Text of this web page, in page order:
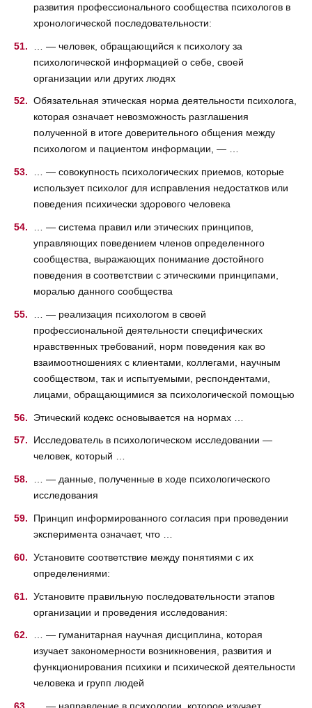
развития профессионального сообщества психологов в
хронологической последовательности:
… — человек, обращающийся к психологу за
психологической информацией о себе, своей
организации или других людях
Обязательная этическая норма деятельности психолога,
которая означает невозможность разглашения
полученной в итоге доверительного общения между
психологом и пациентом информации, — …
… — совокупность психологических приемов, которые
использует психолог для исправления недостатков или
поведения психически здорового человека
… — система правил или этических принципов,
управляющих поведением членов определенного
сообщества, выражающих понимание достойного
поведения в соответствии с этическими принципами,
моралью данного сообщества
… — реализация психологом в своей
профессиональной деятельности специфических
нравственных требований, норм поведения как во
взаимоотношениях с клиентами, коллегами, научным
сообществом, так и испытуемыми, респондентами,
лицами, обращающимися за психологической помощью
Этический кодекс основывается на нормах …
Исследователь в психологическом исследовании —
человек, который …
… — данные, полученные в ходе психологического
исследования
Принцип информированного согласия при проведении
эксперимента означает, что …
Установите соответствие между понятиями с их
определениями:
Установите правильную последовательности этапов
организации и проведения исследования:
… — гуманитарная научная дисциплина, которая
изучает закономерности возникновения, развития и
функционирования психики и психической деятельности
человека и групп людей